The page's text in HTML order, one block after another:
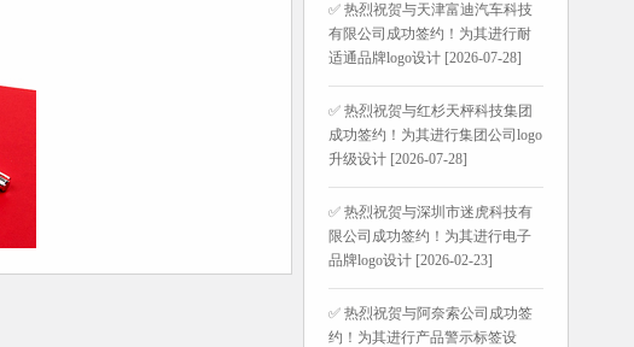
✅ 热烈祝贺与天津富迪汽车科技
有限公司成功签约！为其进行耐
适通品牌logo设计 [2026-07-28]
✅ 热烈祝贺与红杉天枰科技集团
成功签约！为其进行集团公司logo
升级设计 [2026-07-28]
✅ 热烈祝贺与深圳市迷虎科技有
限公司成功签约！为其进行电子
品牌logo设计 [2026-02-23]
✅ 热烈祝贺与阿奈索公司成功签
约！为其进行产品警示标签设